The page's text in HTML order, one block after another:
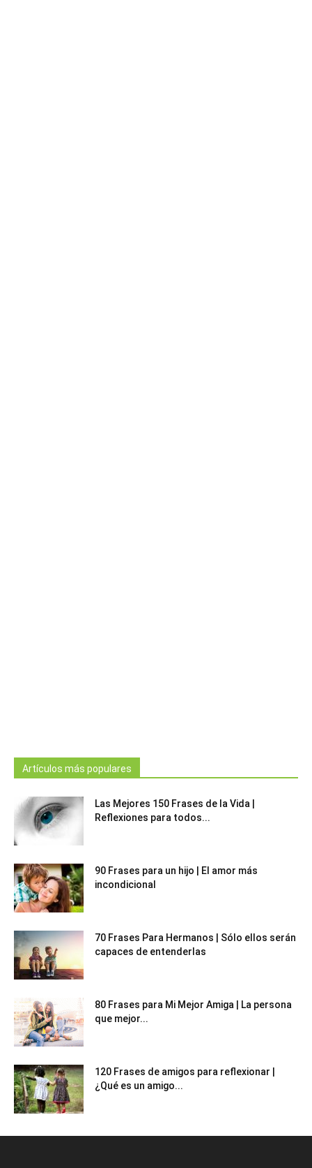
Artículos más populares
Las Mejores 150 Frases de la Vida |
Reflexiones para todos...
90 Frases para un hijo | El amor más
incondicional
70 Frases Para Hermanos | Sólo ellos serán
capaces de entenderlas
80 Frases para Mi Mejor Amiga | La persona
que mejor...
120 Frases de amigos para reflexionar |
¿Qué es un amigo...